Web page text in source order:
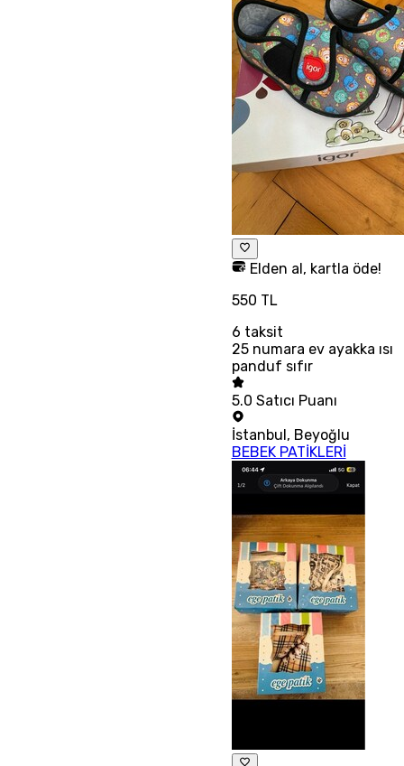
Elden al, kartla öde!
550 TL
6 taksit
25 numara ev ayakka ısı
panduf sıfır
5.0 Satıcı Puanı
İstanbul, Beyoğlu
BEBEK PATİKLERİ